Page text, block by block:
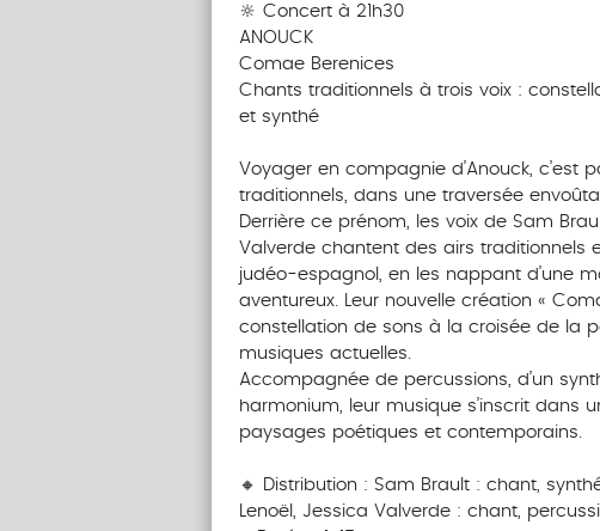
🔆 Concert à 21h30
ANOUCK
Comae Berenices
Chants traditionnels à trois voix :
et synthé
Voyager en compagnie d’Anouck, c’est
traditionnels, dans une traversée
Derrière ce prénom, les voix de Sam
Valverde chantent des airs traditionnels
judéo-espagnol, en les nappant d’une
aventureux. Leur nouvelle création «
constellation de sons à la croisée de la
musiques actuelles.
Accompagnée de percussions, d’un
harmonium, leur musique s’inscrit dans
paysages poétiques et contemporains.
🔸 Distribution : Sam Brault : chant,
Lenoël, Jessica Valverde : chant,